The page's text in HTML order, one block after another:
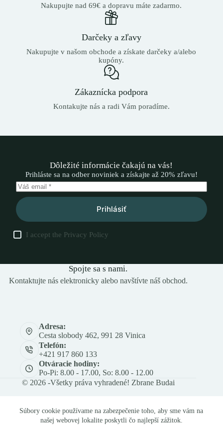
Súbory cookie používame na zabezpečenie toho, aby sme vám na
našej webovej lokalite poskytli čo najlepší zážitok.
Nakupujte nad 69€ a dopravu máte zadarmo.
Darčeky a zľavy
Nakupujte v našom obchode a získate darčeky a/alebo
kupóny.
Zákaznícka podpora
Kontakujte nás a radi Vám poradíme.
Dôležité informácie čakajú na vás!
Prihláste sa na odber noviniek a získajte až 20% zľavu!
Prihlásiť
I accept the Privacy Policy
Spojte sa s nami.
Kontaktujte nás elektronicky alebo navštívte náš obchod.
Adresa:
Cesta slobody 462, 991 28 Vinica
Telefón:
+421 917 860 133
Otváracie hodiny:
Po-Pi: 8.00 - 17.00, So: 8.00 - 12.00
© 2026 -Všetky práva vyhradené! Zbrane Budai